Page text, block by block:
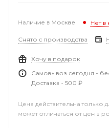
Наличие в Москве Нет в
Снято с производства
Хочу в подарок
Самовывоз сегодня -
Доставка - 500 ₽
Цена действительна только
может отличаться от цен в